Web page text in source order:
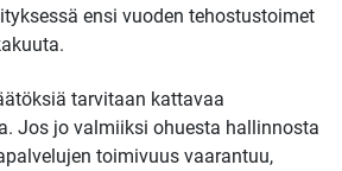
ensi vuoden tehostustoimet
tarvitaan kattavaa
Jos jo valmiiksi ohuesta hallinnosta
toimivuus vaarantuu,